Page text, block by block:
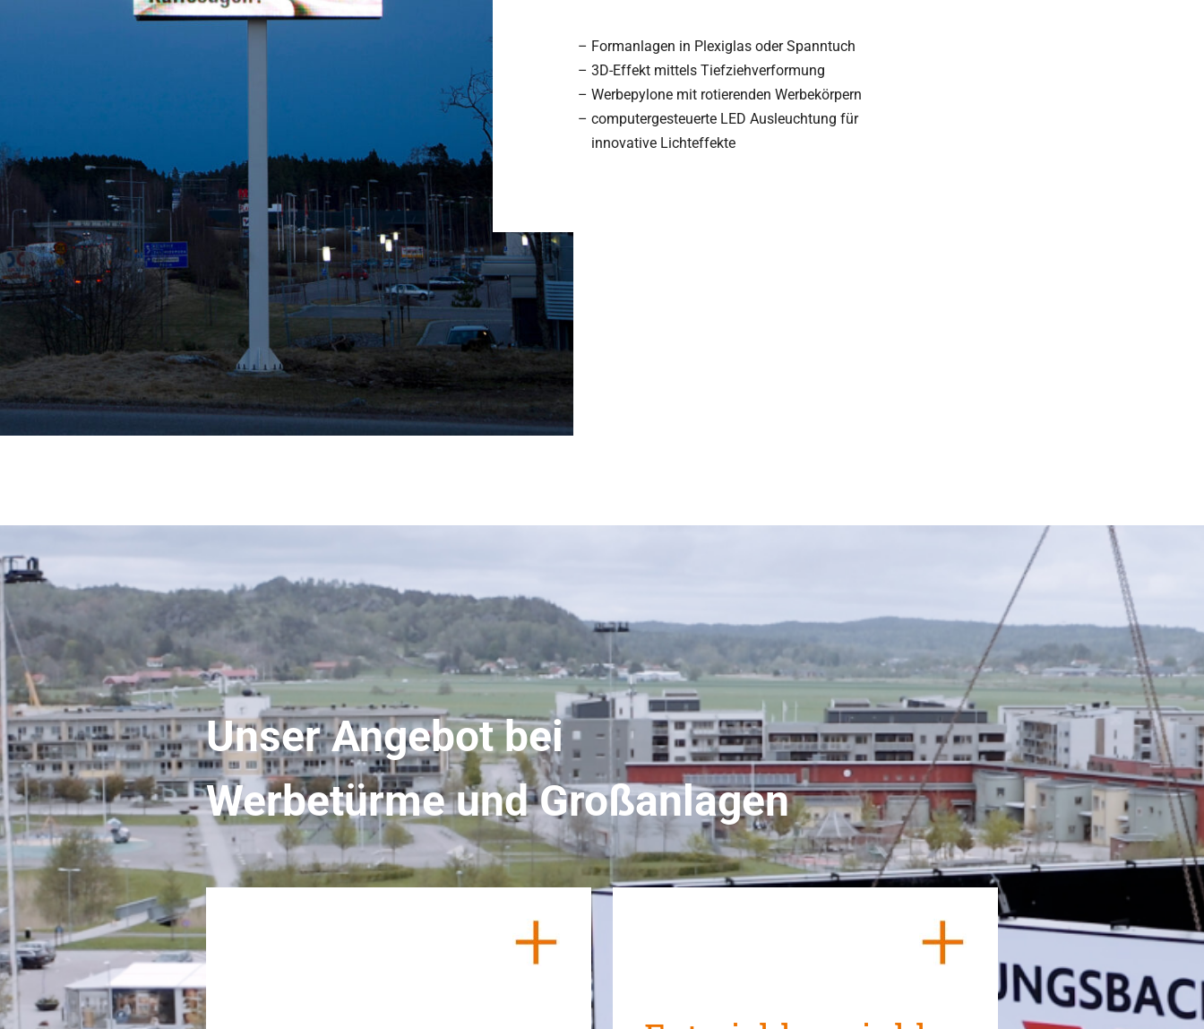
Form­an­la­gen in Ple­xi­glas oder Spanntuch
3D-Effekt mit­tels Tiefziehverformung
Wer­be­py­lone mit rotie­ren­den Werbekörpern
com­pu­ter­ge­steu­erte LED Aus­leuch­tung für
inno­va­tive Lichteffekte
Unser Ange­bot bei
Wer­be­türme und Großanlagen